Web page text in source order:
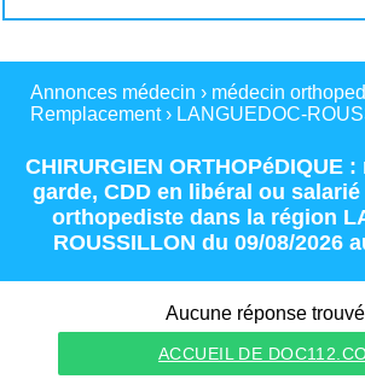
Annonces médecin › médecin
Remplacement › LANGUEDOC-
CHIRURGIEN ORTHOPéDIQUE
garde, CDD en libéral ou salarié
orthopedistedans la région
ROUSSILLON du 09/08/2026
Aucune réponse
ACCUEIL DE